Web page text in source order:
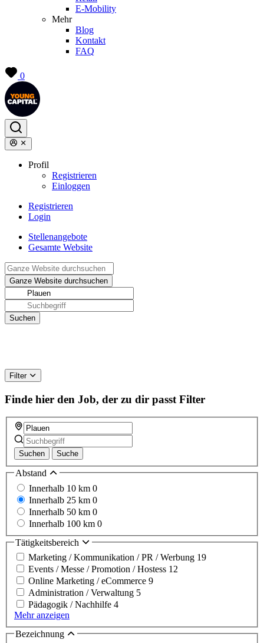
E-Mobility
Mehr
Blog
Kontakt
FAQ
0
Profil
Registrieren
Einloggen
Registrieren
Login
Stellenangebote
Gesamte Website
Filter
Finde hier den Job, der zu dir passt Filter
Suchen Suche
Abstand
Innerhalb 10 km 0
Innerhalb 25 km 0
Innerhalb 50 km 0
Innerhalb 100 km 0
Tätigkeitsbereich
Marketing / Kommunikation / PR / Werbung 19
Events / Messe / Promotion / Hostess 12
Online Marketing / eCommerce 9
Administration / Verwaltung 5
Pädagogik / Nachhilfe 4
Mehr anzeigen
Bezeichnung